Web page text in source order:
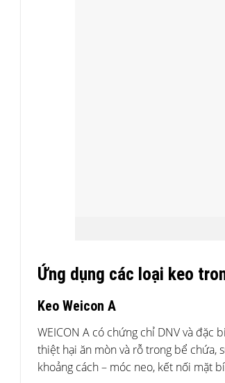
Ứng dụng các loại keo
Keo Weicon A
WEICON A có chứng chỉ DNV và
thiệt hại ăn mòn và rỗ trong bể chứa,
khoảng cách – móc neo, kết nối mặt